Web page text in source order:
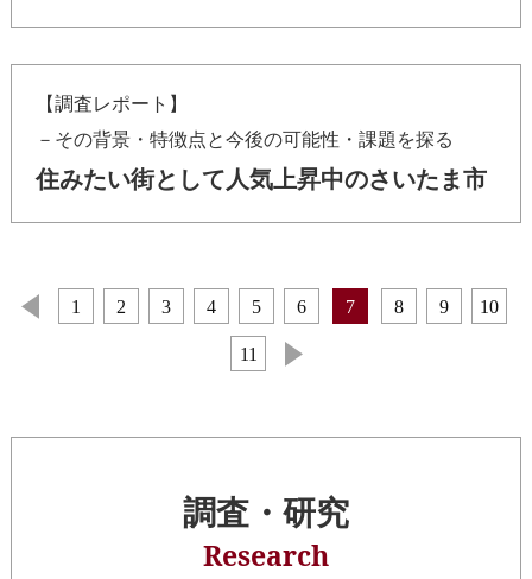
【調査レポート】
－その背景・特徴点と今後の可能性・課題を探る
住みたい街として人気上昇中のさいたま市
1 2 3 4 5 6 7 8 9 10
11
調査・研究
Research